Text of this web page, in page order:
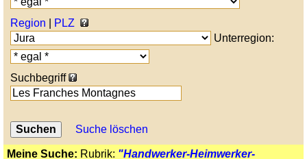
Region
PLZ
Unterregion:
Suchbegriff
Suche löschen
Meine Suche: Rubrik: "Handwerker-Heimwerker-